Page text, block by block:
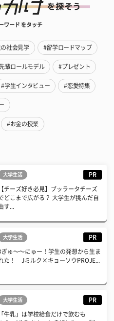
ワード をタッチ
社会見学 #留学ロードマップ
輩ロールモデル #プレゼント
#学生インタビュー #恋愛特集
#お金の授業
大学生活 PR
【チーズ好き必見】ブッラータチーズ
どこまで広がる？ 大学生が挑んだ自
す...
大学生活 PR
ぎゅ〜〜にゅー！学生の発想から生ま
た！ Jミルク×キョーソウPROJE...
大学生活 PR
「牛乳」は学校給食だけで飲むも